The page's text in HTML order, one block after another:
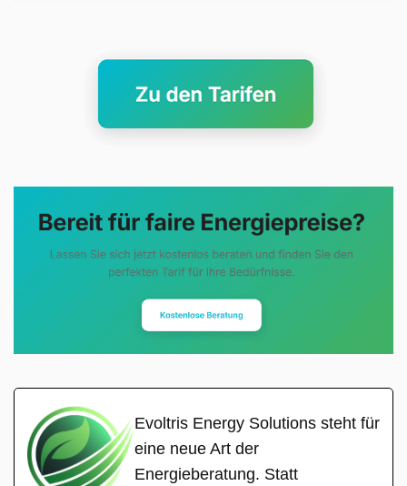
Evoltris Energy Solutions steht für
eine neue Art der
Energieberatung. Statt